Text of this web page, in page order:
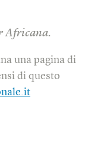
Africana.
una pagina di
di questo